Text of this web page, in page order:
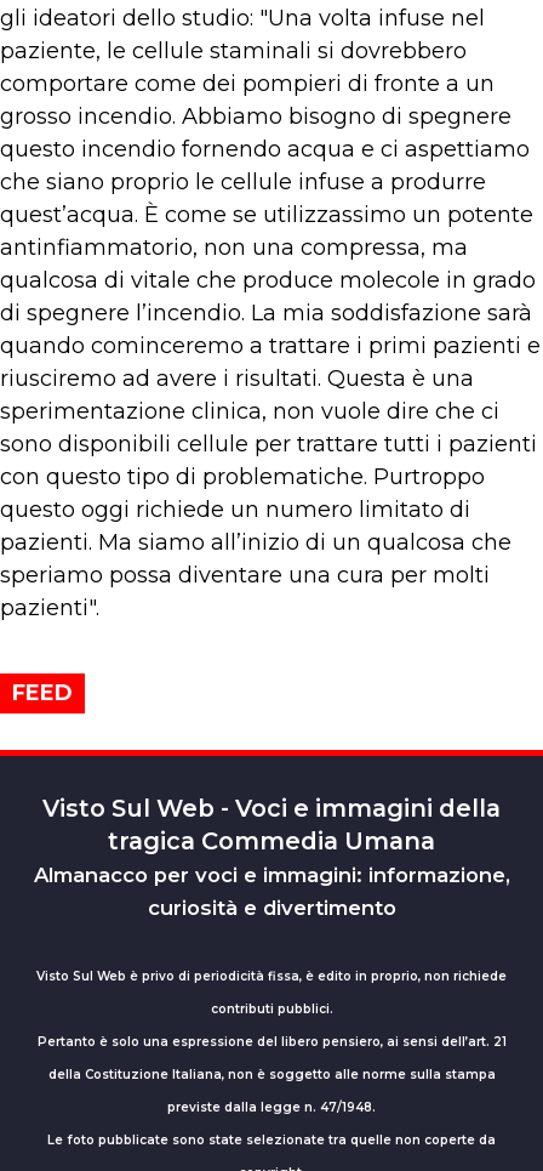
gli ideatori dello studio: "Una volta infuse nel
paziente, le cellule staminali si dovrebbero
comportare come dei pompieri di fronte a un
grosso incendio. Abbiamo bisogno di spegnere
questo incendio fornendo acqua e ci aspettiamo
che siano proprio le cellule infuse a produrre
quest’acqua. È come se utilizzassimo un potente
antinfiammatorio, non una compressa, ma
qualcosa di vitale che produce molecole in grado
di spegnere l’incendio. La mia soddisfazione sarà
quando cominceremo a trattare i primi pazienti e
riusciremo ad avere i risultati. Questa è una
sperimentazione clinica, non vuole dire che ci
sono disponibili cellule per trattare tutti i pazienti
con questo tipo di problematiche. Purtroppo
questo oggi richiede un numero limitato di
pazienti. Ma siamo all’inizio di un qualcosa che
speriamo possa diventare una cura per molti
pazienti".
FEED
Visto Sul Web - Voci e immagini della
tragica Commedia Umana
Almanacco per voci e immagini: informazione,
curiosità e divertimento
Visto Sul Web è privo di periodicità fissa, è edito in proprio, non richiede
contributi pubblici.
Pertanto è solo una espressione del libero pensiero, ai sensi dell’art. 21
della Costituzione Italiana, non è soggetto alle norme sulla stampa
previste dalla legge n. 47/1948.
Le foto pubblicate sono state selezionate tra quelle non coperte da